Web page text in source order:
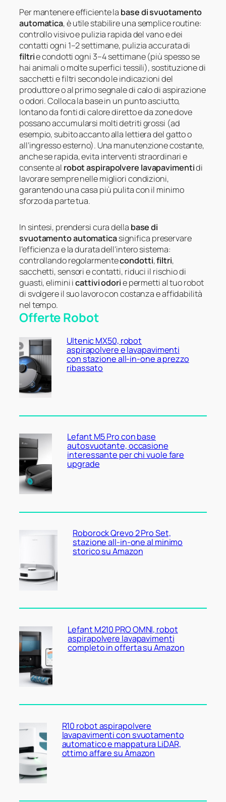
Per mantenere efficiente la base di svuotamento
automatica, è utile stabilire una semplice routine:
controllo visivo e pulizia rapida del vano e dei
contatti ogni 1–2 settimane, pulizia accurata di
filtrie condotti ogni 3–4 settimane (più spesso se
hai animali o molte superfici tessili), sostituzione di
sacchetti e filtri secondo le indicazioni del
produttore o al primo segnale di calo di aspirazione
o odori. Colloca la base in un punto asciutto,
lontano da fonti di calore diretto e da zone dove
possano accumularsi molti detriti grossi (ad
esempio, subito accanto alla lettiera del gatto o
all’ingresso esterno). Una manutenzione costante,
anche se rapida, evita interventi straordinari e
consente al robot aspirapolvere lavapavimentidi
lavorare sempre nelle migliori condizioni,
garantendo una casa più pulita con il minimo
sforzo da parte tua.
In sintesi, prendersi cura della base di
svuotamento automaticasignifica preservare
l’efficienza e la durata dell’intero sistema:
controllando regolarmentecondotti,filtri,
sacchetti, sensori e contatti, riduci il rischio di
guasti, elimini icattivi odorie permetti al tuo robot
di svolgere il suo lavoro con costanza e affidabilità
nel tempo.
Offerte Robot
Ultenic MX50, robot
aspirapolvere e lavapavimenti
con stazione all-in-one a prezzo
ribassato
Lefant M5 Pro con base
autosvuotante, occasione
interessante per chi vuole fare
upgrade
Roborock Qrevo 2 Pro Set,
stazione all-in-one al minimo
storico su Amazon
Lefant M210 PRO OMNI, robot
aspirapolvere lavapavimenti
completo in offerta su Amazon
R10 robot aspirapolvere
lavapavimenti con svuotamento
automatico e mappatura LiDAR,
ottimo affare su Amazon